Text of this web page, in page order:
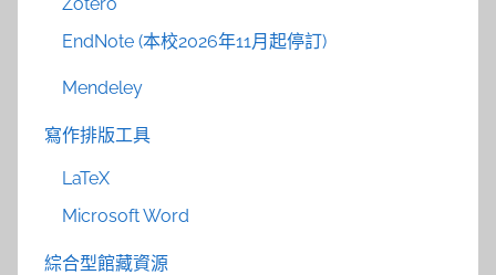
EndNote (本校2026年11月起停訂)
Mendeley
寫作排版工具
LaTeX
Microsoft Word
綜合型館藏資源